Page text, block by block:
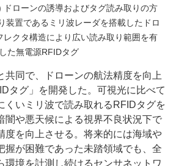
ローンの誘導およびタグ読み取りの方
装置であるミリ波レーダを搭載したドロ
レクタ構造により広い読み取り範囲を有
た無電源RFIDタグ
共同で、ドローンの航法精度を向上
タグ」を開発した。可視光に比べて
くいミリ波で読み取れるRFIDタグを
闇や悪天候による視界不良状況下で
度を向上させる。将来的には海域や
握が困難であった未踏領域でも、全
環境を計測し続けるセンサネットワ